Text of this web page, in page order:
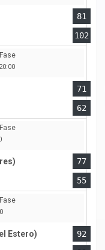
81
102
20:00
71
62
77
55
Estero)
92